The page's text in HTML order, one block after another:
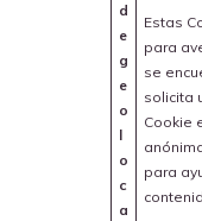
d
e
g
e
o
l
o
c
a
Estas
para
se
solicita
Cookie
para